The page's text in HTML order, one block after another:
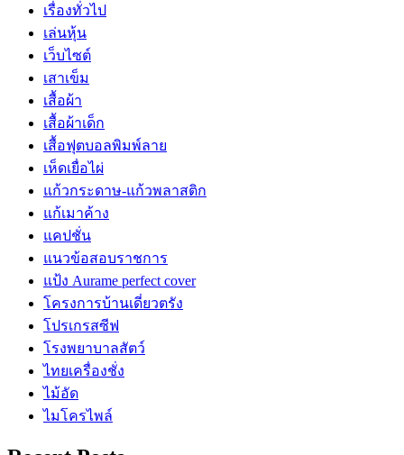
เรื่องทั่วไป
เล่นหุ้น
เว็บไซต์
เสาเข็ม
เสื้อผ้า
เสื้อผ้าเด็ก
เสื้อฟุตบอลพิมพ์ลาย
เห็ดเยื่อไผ่
แก้วกระดาษ-แก้วพลาสติก
แก้เมาค้าง
แคปชั่น
แนวข้อสอบราชการ
แป้ง Aurame perfect cover
โครงการบ้านเดี่ยวตรัง
โปรเกรสซีฟ
โรงพยาบาลสัตว์
ไทยเครื่องชั่ง
ไม้อัด
ไมโครไพล์